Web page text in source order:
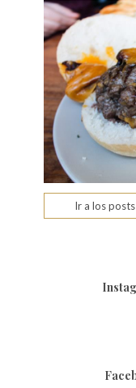
Ir a los